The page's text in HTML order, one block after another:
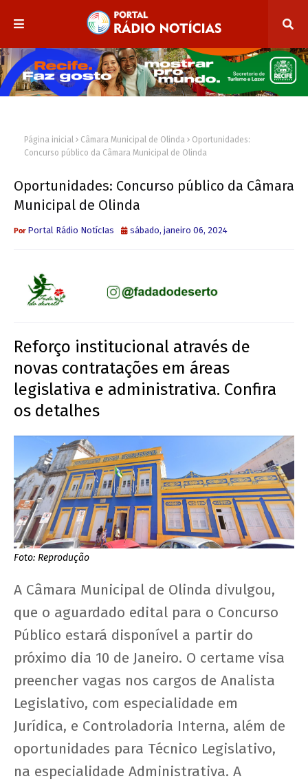
Página inicial Câmara Municipal de Olinda
Oportunidades:
Concurso público da Câmara Municipal de Olinda
Oportunidades: Concurso público da Câmara
Municipal de Olinda
Portal Rádio NotícIas sábado, janeiro 06, 2024
Reforço institucional através de
novas contratações em áreas
legislativa e administrativa. Confira
os detalhes
Foto: Reprodução
A Câmara Municipal de Olinda divulgou,
que o aguardado edital para o Concurso
Público estará disponível a partir do
próximo dia 10 de Janeiro. O certame visa
preencher vagas nos cargos de Analista
Legislativo, com especialidade em
Jurídica, e Controladoria Interna, além de
oportunidades para Técnico Legislativo,
na especialidade Administrativa. A